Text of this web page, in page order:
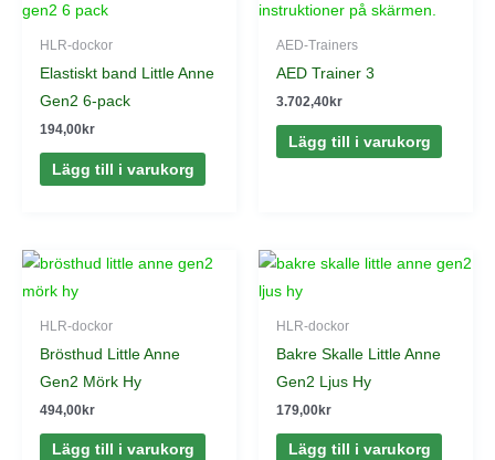
HLR-dockor
Elastiskt band Little Anne
Gen2 6-pack
194,00kr
Lägg till i varukorg
AED-Trainers
AED Trainer 3
3.702,40kr
Lägg till i varukorg
HLR-dockor
Brösthud Little Anne
Gen2 Mörk Hy
494,00kr
Lägg till i varukorg
HLR-dockor
Bakre Skalle Little Anne
Gen2 Ljus Hy
179,00kr
Lägg till i varukorg